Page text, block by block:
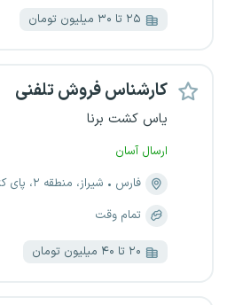
۲۵ تا ۳۰ میلیون تومان
کارشناس فروش تلفنی
یاس کشت برنا
ارسال آسان
فارس
شیراز، منطقه ۲، پای کتا
تمام وقت
۲۰ تا ۴۰ میلیون تومان